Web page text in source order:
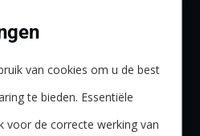
van cookies om u de best
te bieden. Essentiële
voor de correcte werking van